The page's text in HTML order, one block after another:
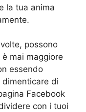
la tua anima
possono
mai maggiore
essendo
dimenticare di
Facebook
con i tuoi